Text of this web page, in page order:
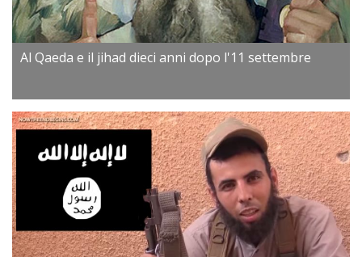
Al Qaeda e il jihad dieci anni dopo l'11 settembre